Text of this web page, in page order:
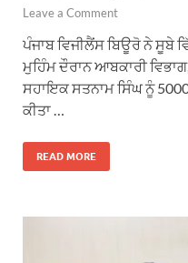
Leave a Comment
ਪੰਜਾਬ ਵਿਜੀਲੈਂਸ ਬਿਊਰੋ ਨੇ ਸੂਬੇ
ਮੁਹਿੰਮ ਦੌਰਾਨ ਆਬਕਾਰੀ
ਸਹਾਇਕ ਸਤਨਾਮ ਸਿੰਘ ਨੂੰ
ਕੀਤਾ …
READ MORE